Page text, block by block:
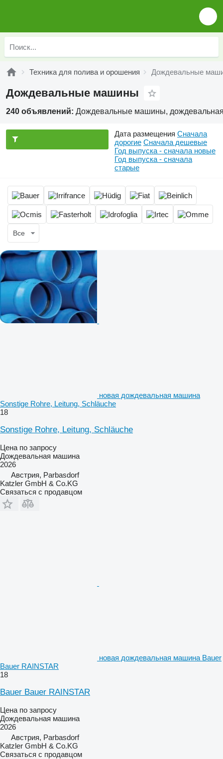
Техника для полива и орошения Дождевальные
Дождевальные машины
240 объявлений: Дождевальные машины,
Дата размещения Сначала
дорогие Сначала дешевые
Год выпуска - сначала новые
Год выпуска - сначала
старые
Все
новая дождевальная машина
Sonstige Rohre, Leitung, Schläuche
18
Sonstige Rohre, Leitung, Schläuche
Цена по запросу
Дождевальная машина
2026
Австрия, Parbasdorf
Katzler GmbH & Co.KG
Связаться с продавцом
новая дождевальная машина Bauer
Bauer RAINSTAR
18
Bauer Bauer RAINSTAR
Цена по запросу
Дождевальная машина
2026
Австрия, Parbasdorf
Katzler GmbH & Co.KG
Связаться с продавцом